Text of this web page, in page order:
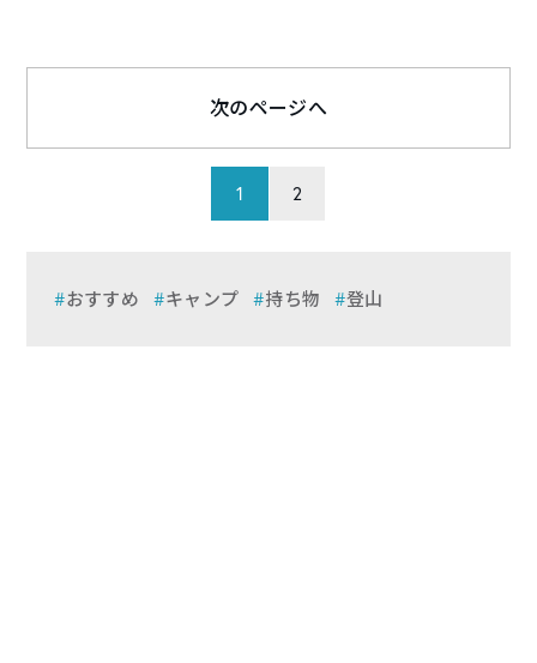
1 2
次のページへ
おすすめ キャンプ 持ち物 登山